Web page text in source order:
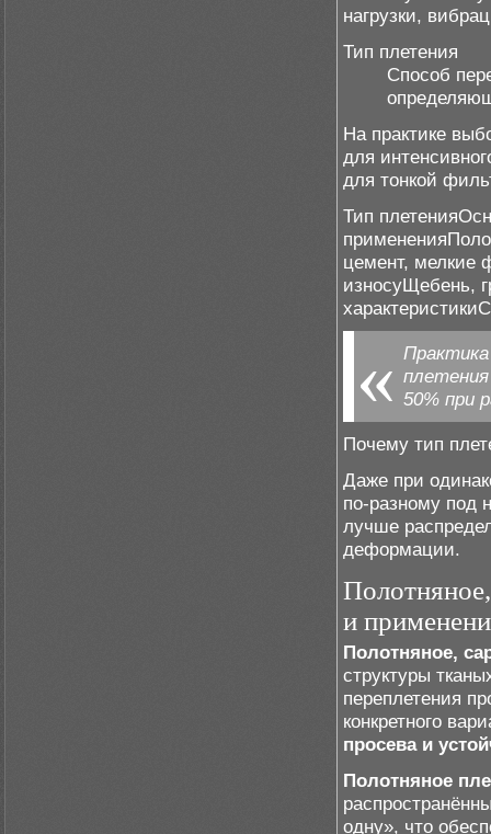
нагрузки,
Тип плетения
Способ
На практике
для
для тонкой
Тип
цемент, мелкие
износуЩебень,
50% при
Почему тип
Даже при
по-разному под
лучше
деформации.
и
Полотняное,
структуры
переплетения
конкретного
просева и
Полотняное
одну», что